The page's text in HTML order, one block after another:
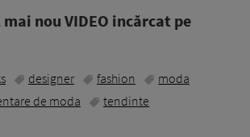
nou VIDEO incărcat pe
designer fashion
moda
de moda tendinte